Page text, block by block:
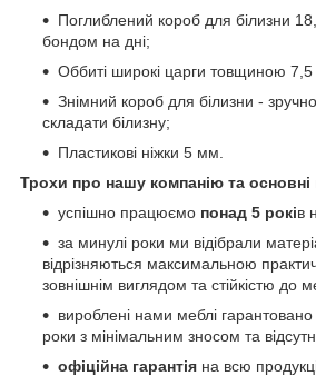
Поглиблений короб для білизни
бондом на дні;
Оббиті широкі царги товщиною
Знімний короб для білизни -
складати білизну;
Пластикові ніжки 5 мм.
Трохи про нашу компанію та основні
успішно працюємо понад 5 років
за минулі роки ми відібрали
відрізняються максимальною
зовнішнім виглядом та стійкістю до
вироблені нами меблі гарантовано
роки з мінімальним зносом та
офіційна гарантія на всю